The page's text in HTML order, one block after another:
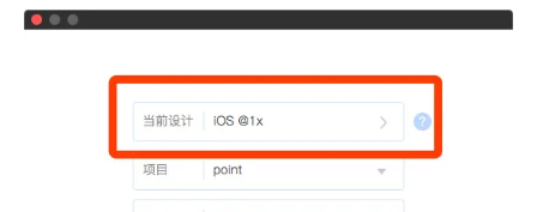
西风往事 易博集 繁中方塊社
全站字数 :